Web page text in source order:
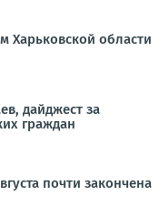
Харьковской области
дайджест за
граждан
почти закончена